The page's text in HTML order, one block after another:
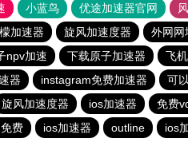
小蓝鸟 优途加速器官网
加速器 旋风加速度器 外网网
npv加速 下载原子加速器 飞
器 instagram免费加速器 可
旋风加速度器 ios加速器 免费
费 ios加速器 outline ios